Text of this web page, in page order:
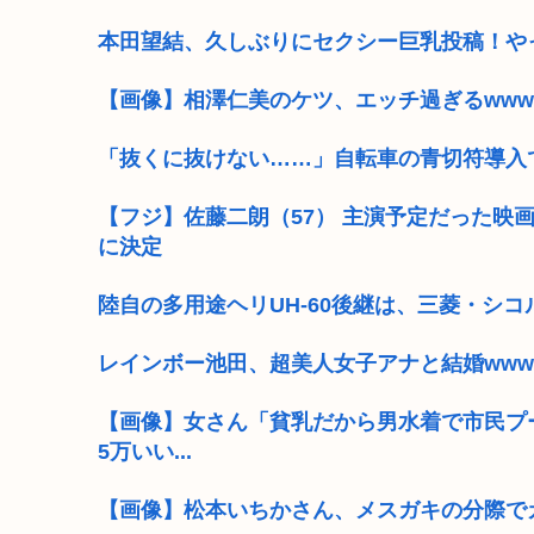
本田望結、久しぶりにセクシー巨乳投稿！
【画像】相澤仁美のケツ、エッチ過ぎるwww
「抜くに抜けない……」自転車の青切符導入
【フジ】佐藤二朗（57） 主演予定だった
に決定
陸自の多用途ヘリUH-60後継は、三菱・シ
レインボー池田、超美人女子アナと結婚www
【画像】女さん「貧乳だから男水着で市民
5万いい...
【画像】松本いちかさん、メスガキの分際